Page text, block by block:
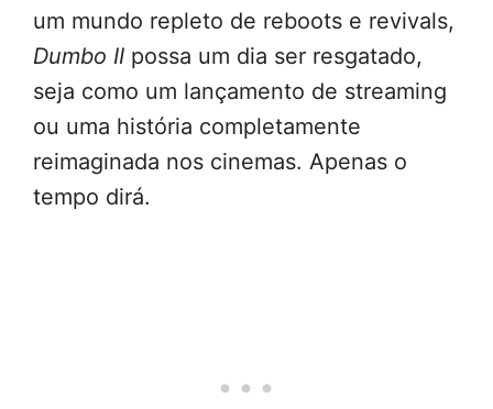
um mundo repleto de reboots e revivals,
Dumbo II possa um dia ser resgatado,
seja como um lançamento de streaming
ou uma história completamente
reimaginada nos cinemas. Apenas o
tempo dirá.